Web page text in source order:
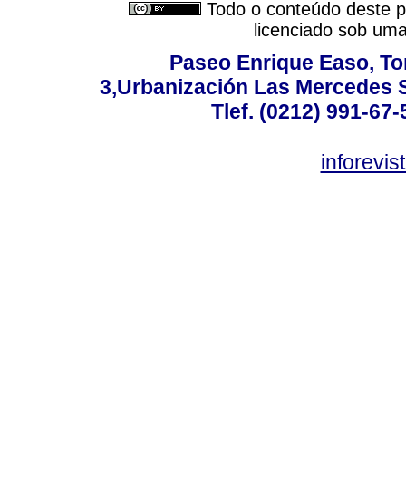
Todo o conteúdo deste
licenciado sob
Paseo Enrique Easo,
3,Urbanización Las Mercedes
Tlef. (0212) 991-